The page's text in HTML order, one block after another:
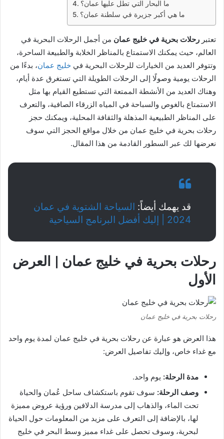
ما البحار التي تطل عليها عمان؟
ما هي أكبر جزيرة في سلطنة عمان؟
تعتبر رحلات بحرية في خليج عمان من أجمل الرحلات البحرية في
العالم، حيث يمكنك الاستمتاع بالمناظر الخلابة والطبيعة الساحرة،
وتتوفر العديد من الخيارات للرحلات البحرية في خليج عمان، بدءًا من
الرحلات يومية وصولًا إلى الرحلات الطويلة التي تستغرق عدة أيام،
وهناك العديد من الأنشطة الممتعة التي تستطيع القيام بها مثل
الاستمتاع بالغوص والسباحة في المياه الزرقاء الصافية، والتعرف
على المناظر الطبيعية المذهلة والثقافة المحلية، ويمكنك حجز
رحلات بحرية في خليج عمان من خلال مواقع الحجز التي سوف
نعرضها لك عبر السطور القادمة من هذا المقال.
قد يهمك أيضاً: السياحة الشتوية في عمان
2024 | إليك أفضل البرنامج السياحية
رحلات بحرية في خليج عمان | العرض
الأول
رحلات بحرية في خليج عمان
هذا العرض هو عبارة عن رحلات بحرية في خليج عمان لمدة يوم واحد
مع غداء خاص، وإليك تفاصيل العرض:
مدة الرحلة: يوم واحد.
وصف الرحلة: سوف تقوم باستكشاف ساحل عُمان والحياة
تحت الماء، والذهاب إلى مدرسة الدلافين ورؤية عروض مميزة
لها، بالإضافة إلى التعرف على مزيد من المعلومات حول الحياة
لبحرية، وسوف تحصل على غداء مميز وسط البحر في خليج